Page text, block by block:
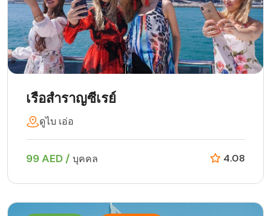
เรือสำราญซีเรย์
ดูไบ เอ่อ
99 AED / บุคคล 4.08